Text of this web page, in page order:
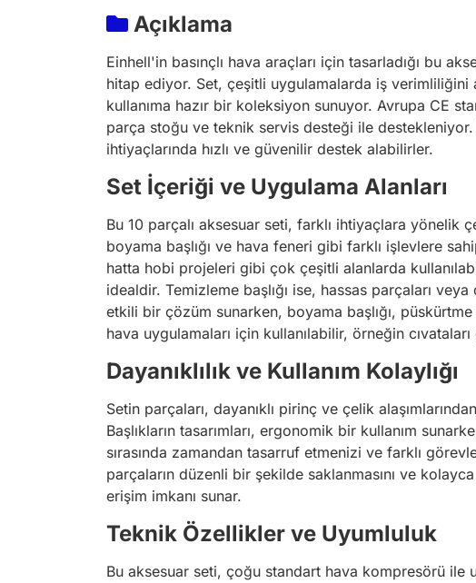
Açıklama
Einhell'in basınçlı hava araçları için tasarladığı bu
hitap ediyor. Set, çeşitli uygulamalarda iş verimliliğini
kullanıma hazır bir koleksiyon sunuyor. Avrupa CE
parça stoğu ve teknik servis desteği ile destekleniyor.
ihtiyaçlarında hızlı ve güvenilir destek alabilirler.
Set İçeriği ve Uygulama Alanları
Bu 10 parçalı aksesuar seti, farklı ihtiyaçlara yönelik
boyama başlığı ve hava feneri gibi farklı işlevlere
hatta hobi projeleri gibi çok çeşitli alanlarda
idealdir. Temizleme başlığı ise, hassas parçaları
etkili bir çözüm sunarken, boyama başlığı,
hava uygulamaları için kullanılabilir, örneğin
Dayanıklılık ve Kullanım Kolaylığı
Setin parçaları, dayanıklı pirinç ve çelik
Başlıkların tasarımları, ergonomik bir kullanım
sırasında zamandan tasarruf etmenizi ve farklı
parçaların düzenli bir şekilde saklanmasını ve
erişim imkanı sunar.
Teknik Özellikler ve Uyumluluk
Bu aksesuar seti, çoğu standart hava kompresörü ile